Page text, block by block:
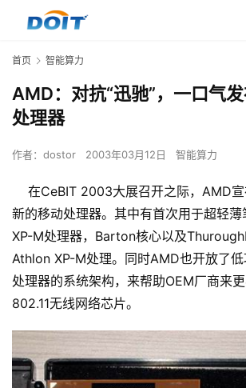
首页 智能算力
AMD：对抗“迅驰”，一口气
处理器
作者： dostor 2003年03月12日 智能算力
在CeBIT 2003大展召开之际，AMD宣
新的移动处理器。其中有首次用于超轻
XP-M处理器，Barton核心以及
Athlon XP-M处理。同时AMD也开放了
处理器的系统架构，来帮助OEM厂商来
802.11无线网络芯片。